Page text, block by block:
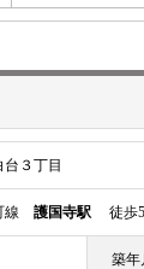
３丁目
線 護国寺駅 徒歩
築年